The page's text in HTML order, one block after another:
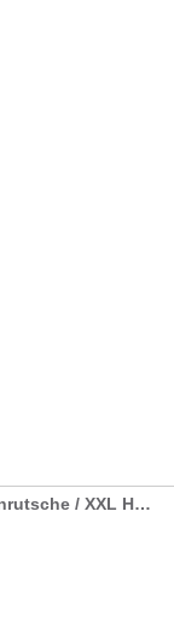
Pharao Rutsche / Riesenrutsche / XXL Hüpfburg / Kinderrutsche